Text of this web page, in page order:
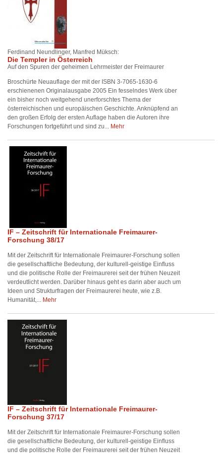
Ferdinand Neundlinger, Manfred Müksch:
Die Templer in Österreich
Auf den Spuren der geheimen Lehrmeister der Freimaurer
Broschürte Neuauflage der mit der ISBN 3-7065-1630-6
erschienenen Originalausgabe 2005 Ein fesselndes Werk über
ein bisher noch weitgehend unerforschtes Thema der
österreichischen und europäischen Geschichte. Anknüpfend an
den großen Erfolg der ersten Auflage haben die Autoren ihre
Forschungen fortgeführt und sind zu... Mehr
IF – Zeitschrift für Internationale Freimaurer-
Forschung 38/17
Mit der Zeitschrift für Internationale Freimaurer-Forschung sollen
die gesellschaftliche Bedeutung, der kulturell-geistige Einfluss
und die politische Rolle der Freimaurerei seit der frühen Neuzeit
verdeutlicht werden. Darüber hinaus geht es darin aber auch um
Ideen und Strukturfragen der Freimaurerei heute, wie z.B.
Humanität,... Mehr
IF – Zeitschrift für Internationale Freimaurer-
Forschung 37/17
Mit der Zeitschrift für Internationale Freimaurer-Forschung sollen
die gesellschaftliche Bedeutung, der kulturell-geistige Einfluss
und die politische Rolle der Freimaurerei seit der frühen Neuzeit